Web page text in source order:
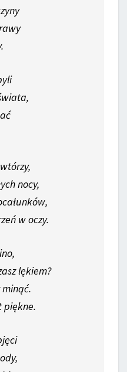
nocy,
w oczy.
lękiem?
minąć.
piękne.